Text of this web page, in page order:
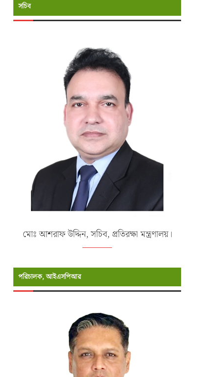
(আইএসপিআর) এর রাজস্ব খাতভুক্ত ১১-২০...
জুলাই ১৫, ২০২৫
সচিব
মোঃ আশরাফ উদ্দিন, সচিব, প্রতিরক্ষা মন্ত্রণালয়।
পরিচালক, আইএসপিআর